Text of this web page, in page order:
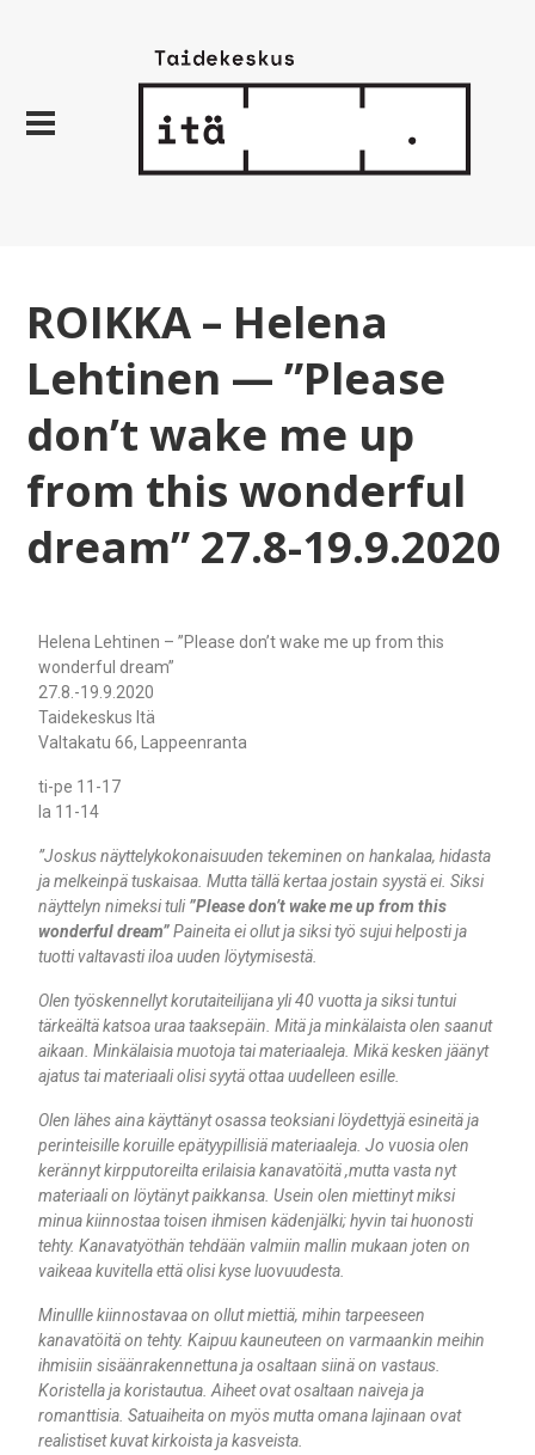
ROIKKA – Helena
Lehtinen — ”Please
don’t wake me up
from this wonderful
dream” 27.8-19.9.2020
Helena Lehtinen – ”Please don’t wake me up from this
wonderful dream”
27.8.-19.9.2020
Taidekeskus Itä
Valtakatu 66, Lappeenranta
ti-pe 11-17
la 11-14
”Joskus näyttelykokonaisuuden tekeminen on hankalaa, hidasta
ja melkeinpä tuskaisaa. Mutta tällä kertaa jostain syystä ei. Siksi
näyttelyn nimeksi tuli ”Please don’t wake me up from this
wonderful dream”Paineita ei ollut ja siksi työ sujui helposti ja
tuotti valtavasti iloa uuden löytymisestä.
Olen työskennellyt korutaiteilijana yli 40 vuotta ja siksi tuntui
tärkeältä katsoa uraa taaksepäin. Mitä ja minkälaista olen saanut
aikaan. Minkälaisia muotoja tai materiaaleja. Mikä kesken jäänyt
ajatus tai materiaali olisi syytä ottaa uudelleen esille.
Olen lähes aina käyttänyt osassa teoksiani löydettyjä esineitä ja
perinteisille koruille epätyypillisiä materiaaleja. Jo vuosia olen
kerännyt kirpputoreilta erilaisia kanavatöitä ,mutta vasta nyt
materiaali on löytänyt paikkansa. Usein olen miettinyt miksi
minua kiinnostaa toisen ihmisen kädenjälki; hyvin tai huonosti
tehty. Kanavatyöthän tehdään valmiin mallin mukaan joten on
vaikeaa kuvitella että olisi kyse luovuudesta.
Minullle kiinnostavaa on ollut miettiä, mihin tarpeeseen
kanavatöitä on tehty. Kaipuu kauneuteen on varmaankin meihin
ihmisiin sisäänrakennettuna ja osaltaan siinä on vastaus.
Koristella ja koristautua. Aiheet ovat osaltaan naiveja ja
romanttisia. Satuaiheita on myös mutta omana lajinaan ovat
realistiset kuvat kirkoista ja kasveista.